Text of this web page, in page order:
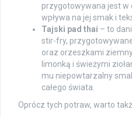
przygotowywana jest w
wpływa na jej smak i
Tajski pad thai – to
stir-fry,
oraz orzeszkami
limonką i świeżymi
mu niepowtarzalny
całego świata.
Oprócz tych potraw, warto